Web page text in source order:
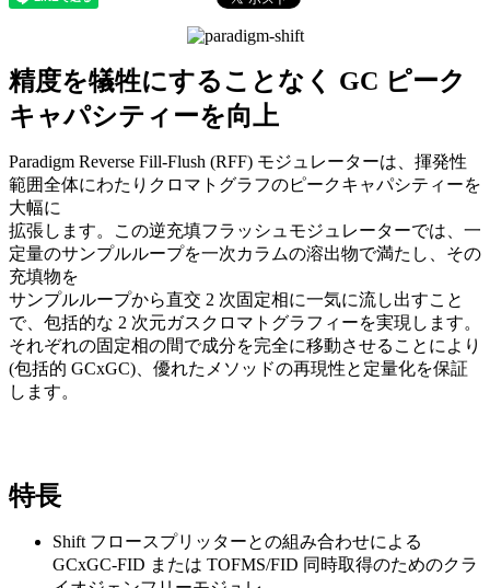
精度を犠牲にすることなく GC ピーク
キャパシティーを向上
Paradigm Reverse Fill-Flush (RFF) モジュレーターは、揮発性
範囲全体にわたりクロマトグラフのピークキャパシティーを
大幅に
拡張します。この逆充填フラッシュモジュレーターでは、一
定量のサンプルループを一次カラムの溶出物で満たし、その
充填物を
サンプルループから直交 2 次固定相に一気に流し出すこと
で、包括的な 2 次元ガスクロマトグラフィーを実現します。
それぞれの固定相の間で成分を完全に移動させることにより
(包括的 GCxGC)、優れたメソッドの再現性と定量化を保証
します。
特長
Shift フロースプリッターとの組み合わせによる
GCxGC-FID または TOFMS/FID 同時取得のためのクラ